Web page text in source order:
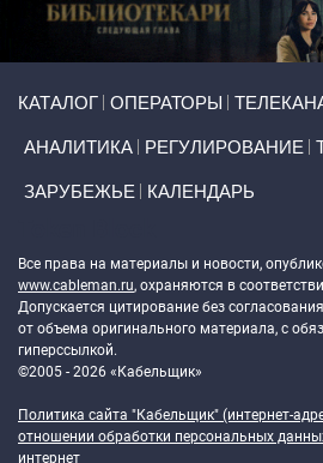
КАТАЛОГ ОПЕРАТОРЫ
АНАЛИТИКА РЕГУЛИРОВАНИЕ
ЗАРУБЕЖЬЕ КАЛЕНДАРЬ
Все права на материалы и новости,
www.cableman.ru, охраняются в
Допускается цитирование без
от объема оригинального материала, с
гиперссылкой.
©2005 - 2026 «Кабельщик»
Политика сайта "Кабельщик" (интернет-
отношении обработки персональных
интернет